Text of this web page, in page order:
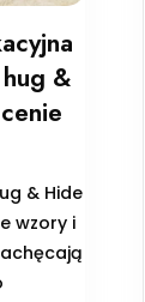
&
& Hide
wzory i